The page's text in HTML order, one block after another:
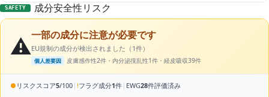
SAFETY 成分安全性リスク
⚠️一部の成分に注意が必要です
EU規制の成分が検出されました（1件）
個人差要因 皮膚感作性2件・内分泌撹乱性1件・経皮吸収39件
● リスクスコア5/100 | !フラグ成分1件 | EWG28件評価済み